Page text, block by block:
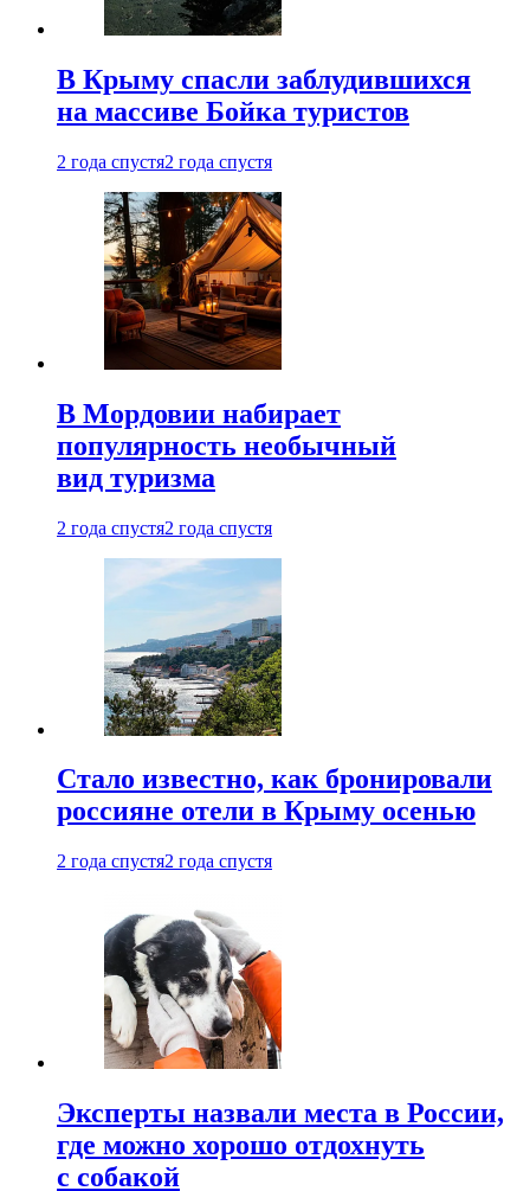
В Крыму спасли заблудившихся
на массиве Бойка туристов
2 года спустя2 года спустя
В Мордовии набирает
популярность необычный
вид туризма
2 года спустя2 года спустя
Стало известно, как бронировали
россияне отели в Крыму осенью
2 года спустя2 года спустя
Эксперты назвали места в России,
где можно хорошо отдохнуть
с собакой